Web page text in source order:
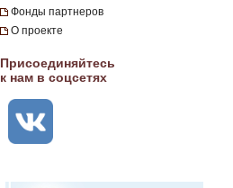
Фонды партнеров
О проекте
Присоединяйтесь
к нам в соцсетях